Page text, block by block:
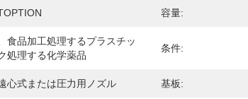
容量:
、食品加工処理するプラスチッ
処理する化学薬品
条件:
心式または圧力用ノズル 基板: